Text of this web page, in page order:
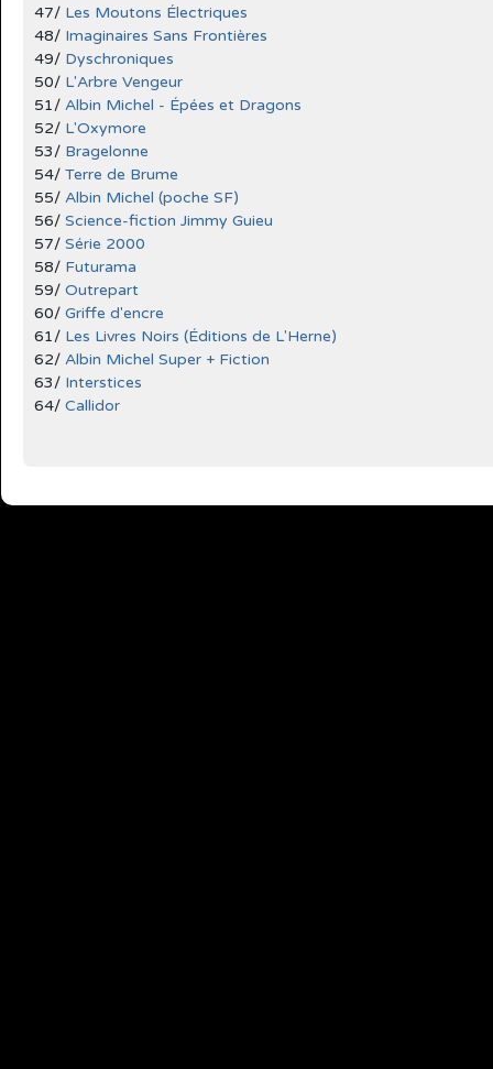
47/ Les Moutons Électriques
48/ Imaginaires Sans Frontières
49/ Dyschroniques
50/ L'Arbre Vengeur
51/ Albin Michel - Épées et Dragons
52/ L'Oxymore
53/ Bragelonne
54/ Terre de Brume
55/ Albin Michel (poche SF)
56/ Science-fiction Jimmy Guieu
57/ Série 2000
58/ Futurama
59/ Outrepart
60/ Griffe d'encre
61/ Les Livres Noirs (Éditions de L'Herne)
62/ Albin Michel Super + Fiction
63/ Interstices
64/ Callidor